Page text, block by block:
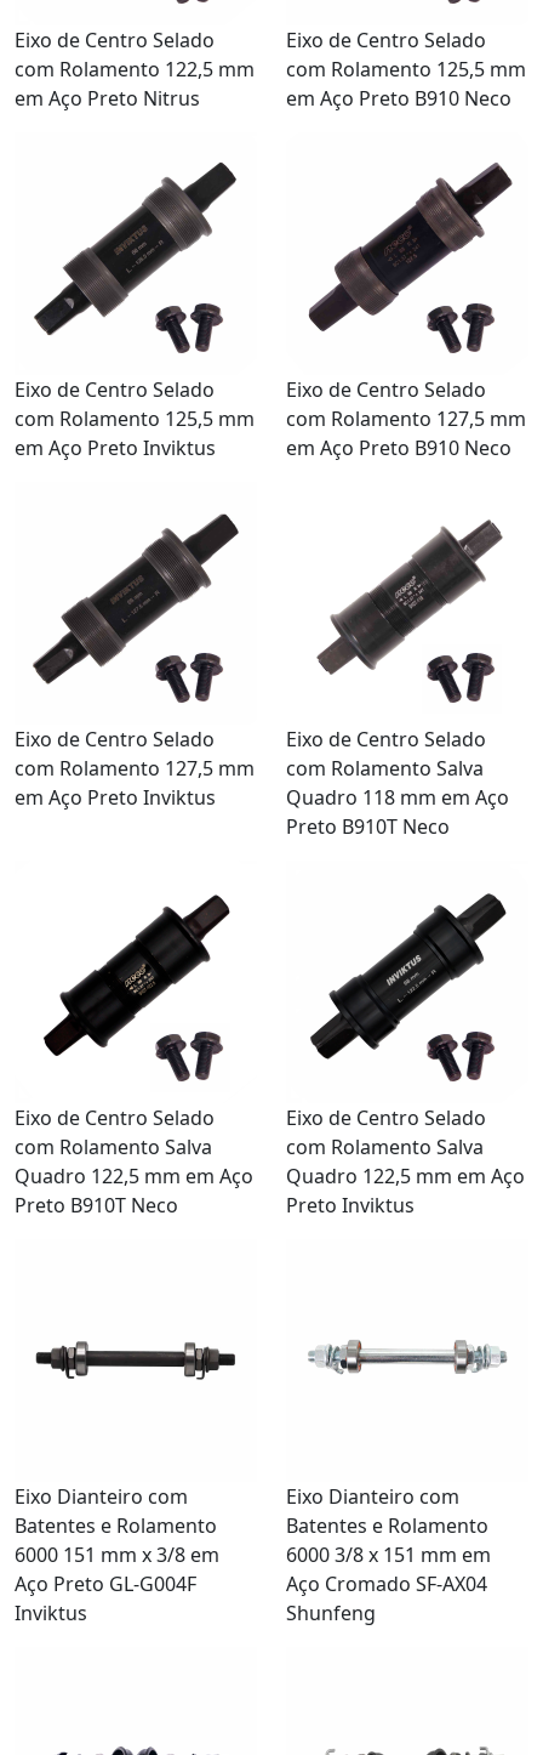
Eixo de Centro Selado
com Rolamento 122,5 mm
em Aço Preto Nitrus
Eixo de Centro Selado
com Rolamento 125,5 mm
em Aço Preto B910 Neco
Eixo de Centro Selado
com Rolamento 125,5 mm
em Aço Preto Inviktus
Eixo de Centro Selado
com Rolamento 127,5 mm
em Aço Preto B910 Neco
Eixo de Centro Selado
com Rolamento 127,5 mm
em Aço Preto Inviktus
Eixo de Centro Selado
com Rolamento Salva
Quadro 118 mm em Aço
Preto B910T Neco
Eixo de Centro Selado
com Rolamento Salva
Quadro 122,5 mm em Aço
Preto B910T Neco
Eixo de Centro Selado
com Rolamento Salva
Quadro 122,5 mm em Aço
Preto Inviktus
Eixo Dianteiro com
Batentes e Rolamento
6000 151 mm x 3/8 em
Aço Preto GL-G004F
Inviktus
Eixo Dianteiro com
Batentes e Rolamento
6000 3/8 x 151 mm em
Aço Cromado SF-AX04
Shunfeng